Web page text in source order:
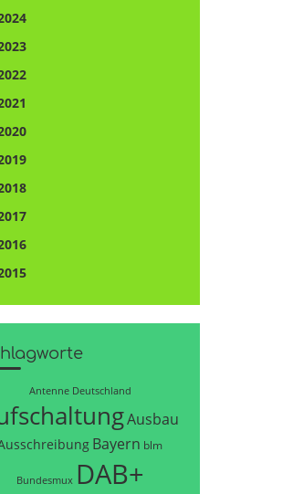
Antenne Deutschland
Ausbau
Bayern blm
Bundesmux DAB+